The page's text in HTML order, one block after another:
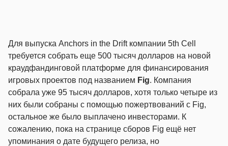
Для выпуска Anchors in the Drift компании 5th Cell
требуется собрать еще 500 тысяч долларов на новой
краудфандинговой платформе для финансирования
игровых проектов под названием Fig. Компания
собрала уже 95 тысяч долларов, хотя только четыре из
них были собраны с помощью пожертвований с Fig,
остальное же было выплачено инвесторами. К
сожалению, пока на странице сборов Fig ещё нет
упоминания о дате будущего релиза, но